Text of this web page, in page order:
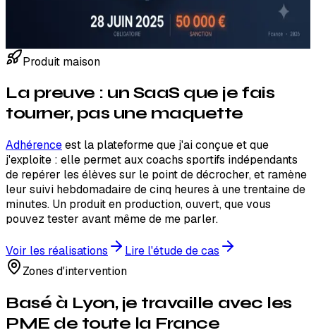
conformité sans tout casser.
Produit maison
La preuve : un SaaS que je fais
tourner, pas une maquette
Adhérenceest la plateforme que j'ai conçue et que
j'exploite : elle permet aux coachs sportifs indépendants
de repérer les élèves sur le point de décrocher, et ramène
leur suivi hebdomadaire de cinq heures à une trentaine de
minutes. Un produit en production, ouvert, que vous
pouvez tester avant même de me parler.
Voir les réalisations
Lire l'étude de cas
Zones d'intervention
Basé à Lyon, je travaille avec les
PME de toute la France